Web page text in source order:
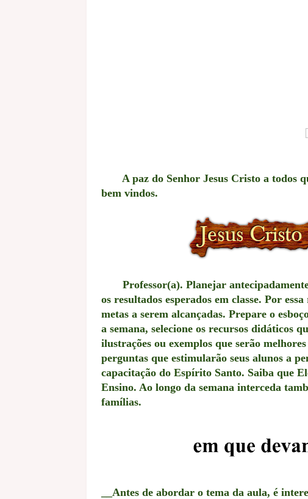
A paz do Senhor Jesus Cristo a todos
bem vindos.
Professor(a). Planejar antecipadamente
os resultados esperados em classe. Por
metas a serem alcançadas. Prepare o
a semana, selecione os recursos didáticos
ilustrações ou exemplos que serão
perguntas que estimularão seus alunos a
capacitação do Espírito Santo. Saiba que
Ensino. Ao longo da semana interceda
famílias.
__Antes de abordar o tema da aula, é